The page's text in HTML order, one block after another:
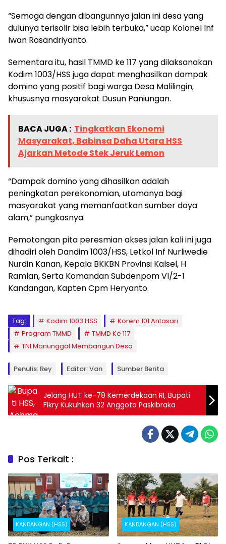
“Semoga dengan dibangunnya jalan ini desa yang
dulunya terisolir bisa lebih terbuka,” ucap Kolonel Inf
Iwan Rosandriyanto.
Sementara itu, hasil TMMD ke 117 yang dilaksanakan
Kodim 1003/HSS juga dapat menghasilkan dampak
domino yang positif bagi warga Desa Malilingin,
khususnya masyarakat Dusun Paniungan.
BACA JUGA : Tingkatkan Ekonomi
Masyarakat, Babinsa Daha Utara HSS
Ajarkan Metode Stek Jeruk Lemon
“Dampak domino yang dihasilkan adalah
peningkatan perekonomian, utamanya bagi
masyarakat yang memanfaatkan sumber daya
alam,” pungkasnya.
Pemotongan pita peresmian akses jalan kali ini juga
dihadiri oleh Dandim 1003/HSS, Letkol Inf Nurliwedie
Nurdin Kanan, Kepala BKKBN Provinsi Kalsel, H
Ramlan, Serta Komandan Subdenpom VI/2-1
Kandangan, Kapten Cpm Heryanto.
Tag: Kodim 1003 HSS
Korem 101 Antasari
Program TMMD
TMMD Ke 117
TNI Manunggal Membangun Desa
Penulis: Rey Editor: Van Sumber Berita
Jelang HUT ke-78 Kemerdekaan RI, Bupati
Fikry Kukuhkan 32 Anggota Paskibraka
Pos Terkait :
KANDANGAN (HSS) KANDANGAN (HSS)